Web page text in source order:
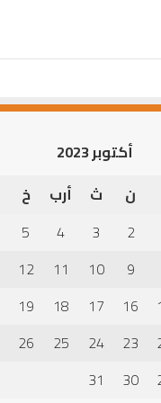
العبادات شخصية
أكتوبر 2023
ن ث أرب خ
2
3
4
5
9
10
11
12
16
17
18
19
23
24
25
26
30
31